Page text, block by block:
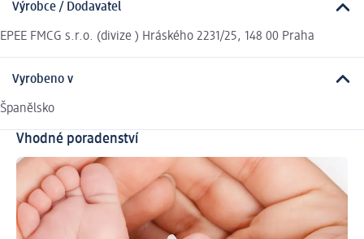
Výrobce / Dodavatel
EPEE FMCG s.r.o. (divize ) Hráského 2231/25, 148 00 Praha
Vyrobeno v
Španělsko
Vhodné poradenství